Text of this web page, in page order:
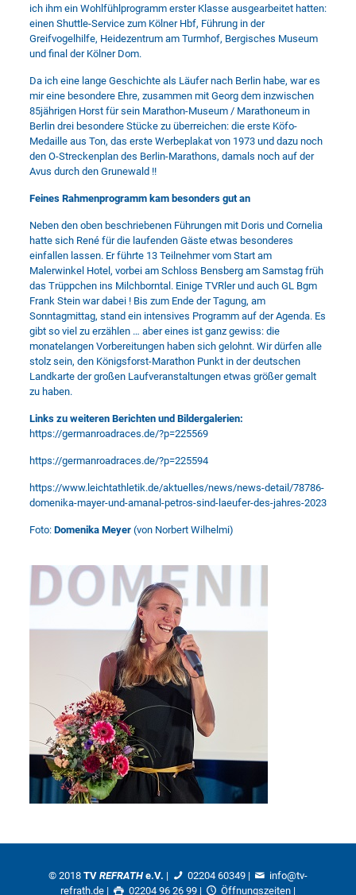
ich ihm ein Wohlfühlprogramm erster Klasse ausgearbeitet hatten:
einen Shuttle-Service zum Kölner Hbf, Führung in der
Greifvogelhilfe, Heidezentrum am Turmhof, Bergisches Museum
und final der Kölner Dom.
Da ich eine lange Geschichte als Läufer nach Berlin habe, war es
mir eine besondere Ehre, zusammen mit Georg dem inzwischen
85jährigen Horst für sein Marathon-Museum / Marathoneum in
Berlin drei besondere Stücke zu überreichen: die erste Köfo-
Medaille aus Ton, das erste Werbeplakat von 1973 und dazu noch
den O-Streckenplan des Berlin-Marathons, damals noch auf der
Avus durch den Grunewald !!
Feines Rahmenprogramm kam besonders gut an
Neben den oben beschriebenen Führungen mit Doris und Cornelia
hatte sich René für die laufenden Gäste etwas besonderes
einfallen lassen. Er führte 13 Teilnehmer vom Start am
Malerwinkel Hotel, vorbei am Schloss Bensberg am Samstag früh
das Trüppchen ins Milchborntal. Einige TVRler und auch GL Bgm
Frank Stein war dabei ! Bis zum Ende der Tagung, am
Sonntagmittag, stand ein intensives Programm auf der Agenda. Es
gibt so viel zu erzählen … aber eines ist ganz gewiss: die
monatelangen Vorbereitungen haben sich gelohnt. Wir dürfen alle
stolz sein, den Königsforst-Marathon Punkt in der deutschen
Landkarte der großen Laufveranstaltungen etwas größer gemalt
zu haben.
Links zu weiteren Berichten und Bildergalerien:
https://germanroadraces.de/?p=225569
https://germanroadraces.de/?p=225594
https://www.leichtathletik.de/aktuelles/news/news-detail/78786-
domenika-mayer-und-amanal-petros-sind-laeufer-des-jahres-2023
Foto: Domenika Meyer(von Norbert Wilhelmi)
© 2018 TV REFRATHe.V. | 02204 60349 |
info@tv-
refrath.de | 02204 96 26 99 | Öffnungszeiten|